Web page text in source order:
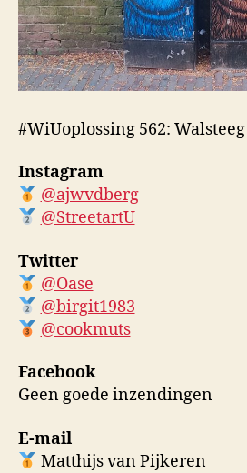
#WiUoplossing 562: Walsteeg
Instagram
@ajwvdberg
@StreetartU
Twitter
@Oase
@birgit1983
@cookmuts
Facebook
Geen goede inzendingen
E-mail
Matthijs van Pijkeren